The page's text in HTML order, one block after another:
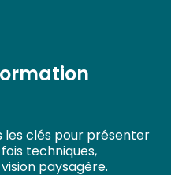
les clés pour présenter
techniques,
paysagère.